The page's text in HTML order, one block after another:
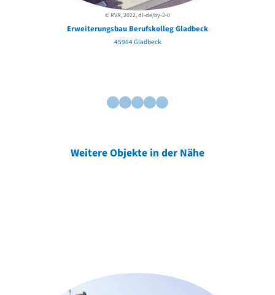
© RVR, 2022, dl-de/by-2-0
Erweiterungsbau Berufskolleg Gladbeck
45964 Gladbeck
Weitere Objekte in der Nähe